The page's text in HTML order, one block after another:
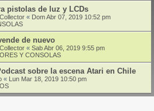
pistolas de luz y LCDs
« Dom Abr 07, 2019 10:52 pm
de nuevo
« Sab Abr 06, 2019 9:55 pm
Y CONSOLAS
sobre la escena Atari en Chile
« Lun Mar 18, 2019 10:50 pm